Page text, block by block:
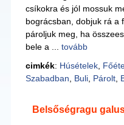
csíkokra és jól mossuk
bográcsban, dobjuk rá a
pároljuk meg, ha
bele a ... tovább
cimkék: Húsételek,
Szabadban
Buli, Párolt,
Belsőségragu